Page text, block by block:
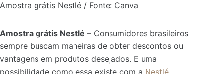
Amostra grátis Nestlé / Fonte: Canva
Amostra grátis Nestlé – Consumidores brasileiros
sempre buscam maneiras de obter descontos ou
vantagens em produtos desejados. E uma
possibilidade como essa existe com a Nestlé.